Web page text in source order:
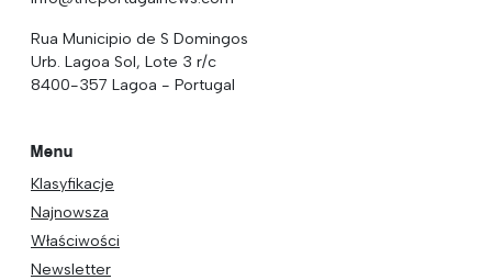
Rua Municipio de S Domingos
Urb. Lagoa Sol, Lote 3 r/c
8400-357 Lagoa - Portugal
Menu
Klasyfikacje
Najnowsza
Właściwości
Newsletter